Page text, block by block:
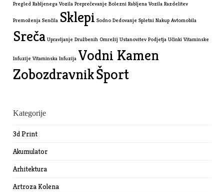
Pregled Rabljenega Vozila Preprečevanje Bolezni Rabljena Vozila Razdelitev
Premoženja Senčila Sklepi Sodno Dedovanje Spletni Nakup Avtomobila
Sreča Upravljanje Družbenih Omrežij Ustanovitev Podjetja Učinki Vitaminske
Infuzije Vitaminska Infuzija Vodni Kamen
ZobozdravnikŠport
Kategorije
3d Print
Akumulator
Arhitektura
Artroza Kolena